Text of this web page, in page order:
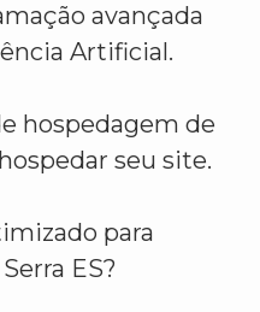
avançada
Artificial.
hospedagem de
seu site.
para
ES?